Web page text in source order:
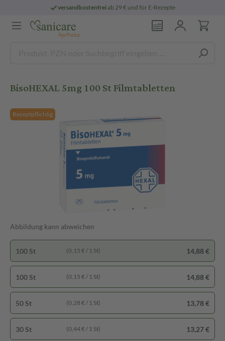
versandkostenfreiab 29 € und für E-Rezepte
BisoHEXAL 5mg 100 St Filmtabletten
Rezeptpflichtig
Abbildung kann abweichen
100 St (0,15 € / 1 St) 14,88 €
100 St (0,15 € / 1 St) 14,88 €
50 St (0,28 € / 1 St) 13,78 €
30 St (0,44 € / 1 St) 13,27 €